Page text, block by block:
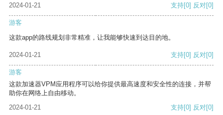
2024-01-21
支持[0] 反对[0]
游客
这款app的路线规划非常精准，让我能够快速到达目的地。
2024-01-21 支持[0] 反对[0]
游客
这款加速器VPM应用程序可以给你提供最高速度和安全性的连接，并帮
助你在网络上自由移动。
2024-01-21
支持[0] 反对[0]